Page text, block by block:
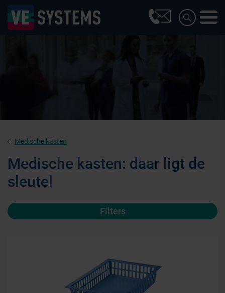
Medische kasten
Medische kasten: daar ligt de
sleutel
Filters